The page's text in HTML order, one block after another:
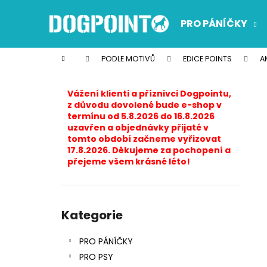
PRO PÁNÍČKY
Domů PODLE MOTIVŮ EDICE POINTS
Vážení klienti a příznivci Dogpointu,
z důvodu dovolené bude e-shop v
termínu od 5.8.2026 do 16.8.2026
uzavřen a objednávky přijaté v
tomto období začneme vyřizovat
17.8.2026. Děkujeme za pochopení a
přejeme všem krásné léto!
kategorie
Kategorie
PRO PÁNÍČKY
PRO PSY
í
Zpět
do
Zpět
do